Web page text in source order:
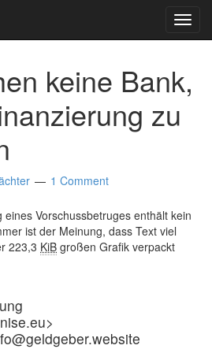
keine Bank,
zu
1 Comment
eines Vorschussbetruges enthält kein
ist der Meinung, dass Text viel
223,3 KiB großen Grafik verpackt